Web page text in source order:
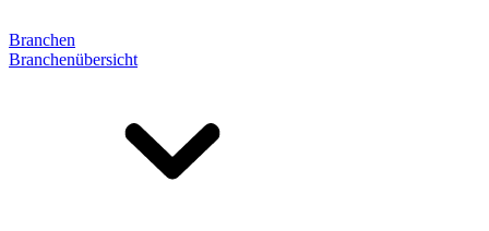
Branchen
Branchenübersicht